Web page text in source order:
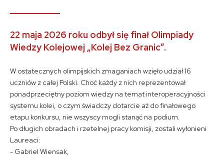
22 maja 2026 roku odbył się finał Olimpiady
Wiedzy Kolejowej „Kolej Bez Granic”.
W ostatecznych olimpijskich zmaganiach wzięło udział 16
uczniów z całej Polski. Choć każdy z nich reprezentował
ponadprzeciętny poziom wiedzy na temat interoperacyjności
systemu kolei, o czym świadczy dotarcie aż do finałowego
etapu konkursu, nie wszyscy mogli stanąć na podium.
Po długich obradach i rzetelnej pracy komisji, zostali wyłonieni
Laureaci:
- Gabriel Wiensak,